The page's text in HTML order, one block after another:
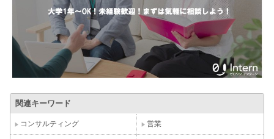
関連キーワード
コンサルティング 営業